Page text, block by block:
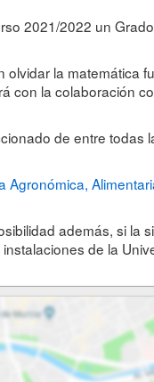
2021/2022 un
olvidar la matemática
con la colaboración
de entre todas
Agronómica,
además, si la
de la